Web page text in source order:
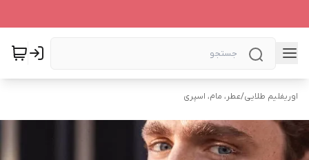
اوریفلیم طلایی/عطر، مام، اسپری